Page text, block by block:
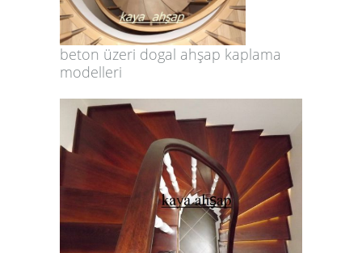
beton üzeri dogal ahşap kaplama
modelleri